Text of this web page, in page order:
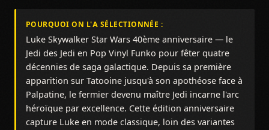
POURQUOI ON L'A SÉLECTIONNÉE :
Luke Skywalker Star Wars 40ème anniversaire — le
Jedi des Jedi en Pop Vinyl Funko pour fêter quatre
décennies de saga galactique. Depuis sa première
apparition sur Tatooine jusqu'à son apothéose face à
Palpatine, le fermier devenu maître Jedi incarne l'arc
héroïque par excellence. Cette édition anniversaire
capture Luke en mode classique, loin des variantes